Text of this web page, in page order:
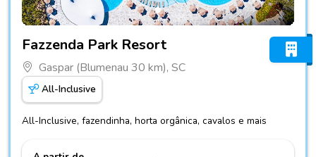
Fazzenda Park Resort
Gaspar (Blumenau 30 km), SC
All-Inclusive
All-Inclusive, fazendinha, horta orgânica, cavalos e mais